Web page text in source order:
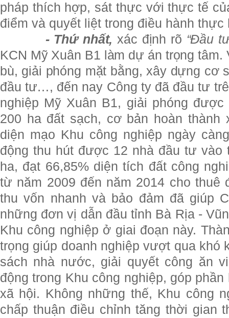
pháp thích hợp, sát thực với thực tế
điểm và quyết liệt trong điều hành thực
- Thứ nhất, xác định rõ “Đầu
KCN Mỹ Xuân B1 làm dự án trọng
bù, giải phóng mặt bằng, xây dựng cơ
đầu tư…, đến nay Công ty đã đầu tư
nghiệp Mỹ Xuân B1, giải phóng
200 ha đất sạch, cơ bản hoàn thành
diện mạo Khu công nghiệp ngày
động thu hút được 12 nhà đầu tư vào
ha, đạt 66,85% diện tích đất công
từ năm 2009 đến năm 2014 cho
thu vốn nhanh và bảo đảm đã giúp
những đơn vị dẫn đầu tỉnh Bà Rịa -
Khu công nghiệp ở giai đoạn này.
trọng giúp doanh nghiệp vượt qua khó
sách nhà nước, giải quyết công ăn
động trong Khu công nghiệp, góp
xã hội. Không những thế, Khu công
chấp thuận điều chỉnh tăng thời gian